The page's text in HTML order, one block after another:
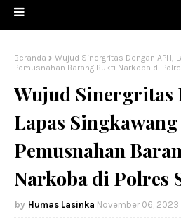
Beranda
Wujud Sinergritas Dengan APH,
Pemusnahan Barang Bukti Narkoba di
Wujud Sinergritas
Lapas
Pemusnahan
Narkoba di Polres
Humas Lasinka November 06, 2023